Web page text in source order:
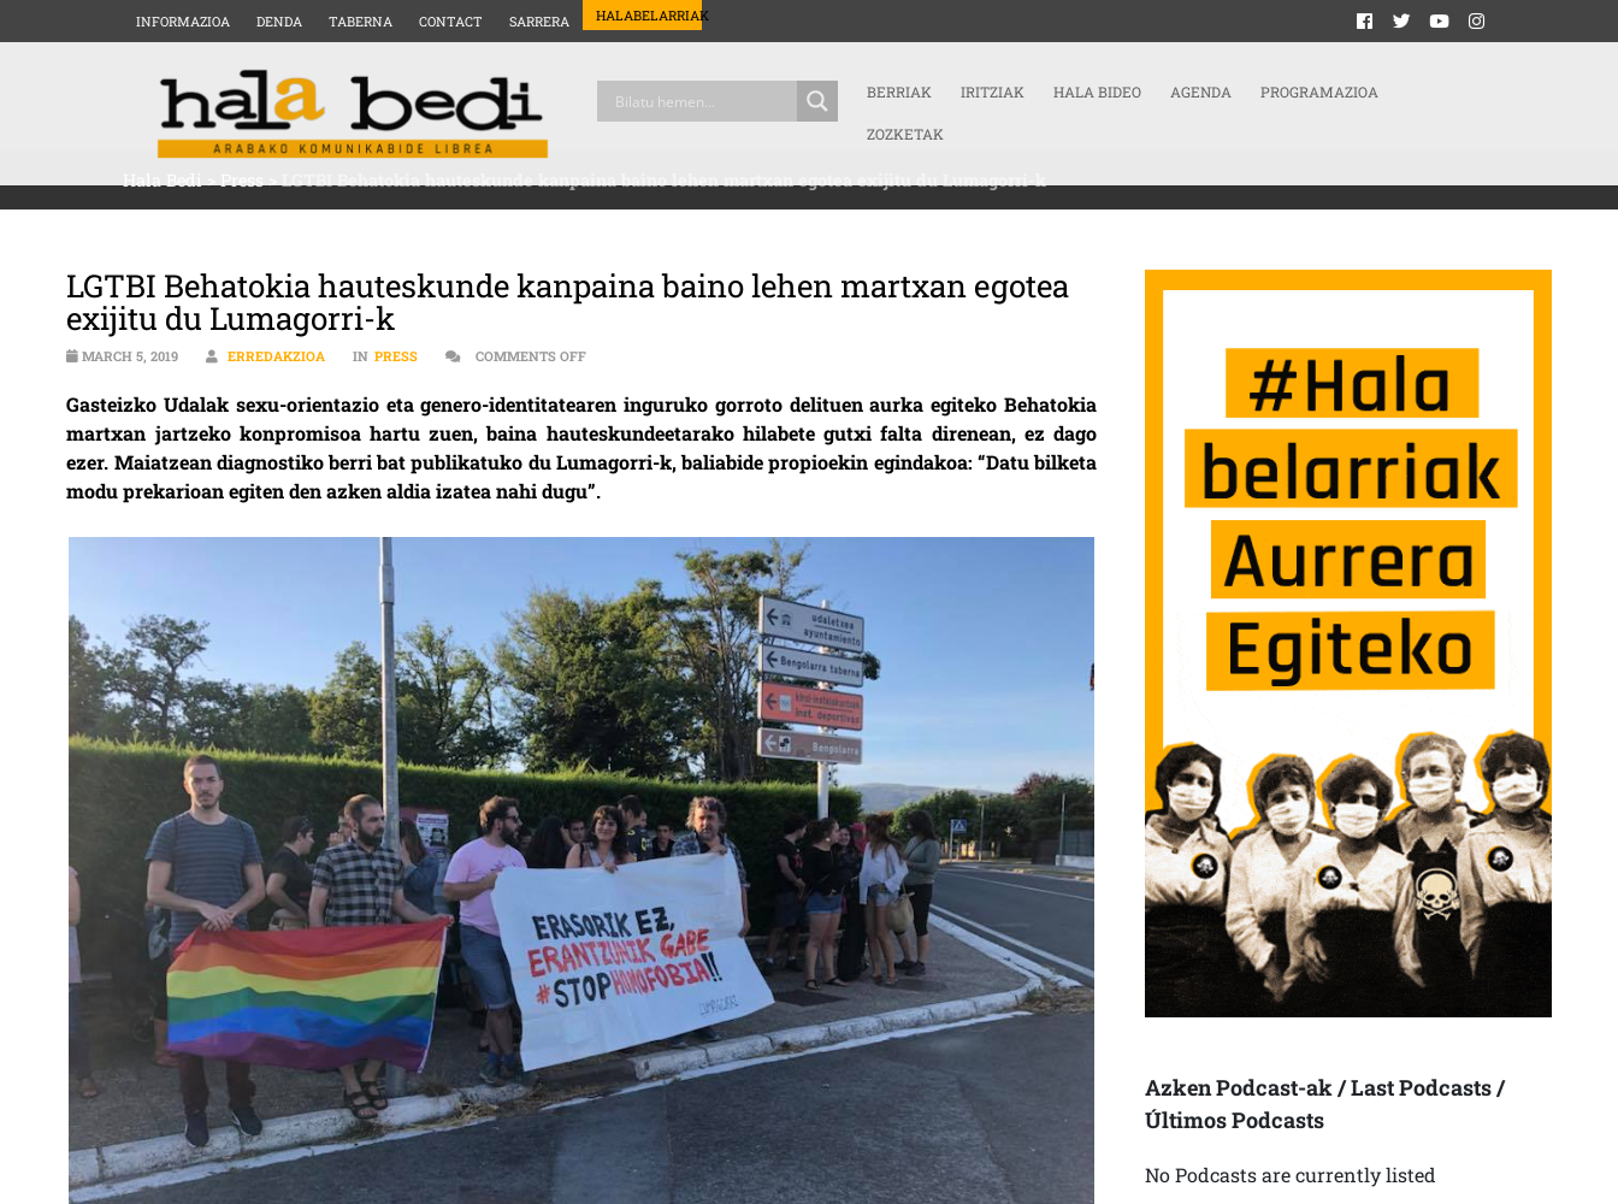
INFORMAZIOA DENDA TABERNA CONTACT SARRERA HALABELARRIAK
BERRIAK IRITZIAK HALA BIDEO AGENDA PROGRAMAZIOA
ZOZKETAK
Hala Bedi>Press>LGTBI Behatokia hauteskunde kanpaina baino lehen martxan egotea exijitu du Lumagorri-k
LGTBI Behatokia hauteskunde kanpaina baino lehen martxan egotea
exijitu du Lumagorri-k
MARCH 5, 2019 ERREDAKZIOA IN PRESS COMMENTS OFFON LGTBI BEHATOKIA HAUTESKUNDE KANPAINA BAINO LEHEN MARTXAN EGOTEA EXIJITU DU LUMAGORRI-K
Gasteizko Udalak sexu-orientazio eta genero-identitatearen inguruko gorroto delituen aurka egiteko Behatokia
martxan jartzeko konpromisoa hartu zuen, baina hauteskundeetarako hilabete gutxi falta direnean, ez dago
ezer. Maiatzean diagnostiko berri bat publikatuko du Lumagorri-k, baliabide propioekin egindakoa: “Datu bilketa
modu prekarioan egiten den azken aldia izatea nahi dugu”.
Azken Podcast-ak / Last Podcasts /
Últimos Podcasts
No Podcasts are currently listed